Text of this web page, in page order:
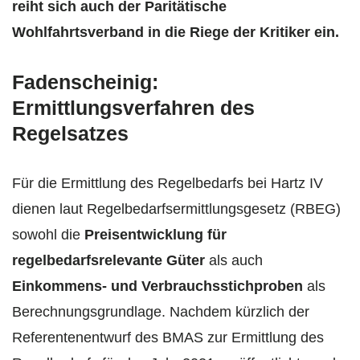
reiht sich auch der Paritätische
Wohlfahrtsverband in die Riege der Kritiker ein.
Fadenscheinig:
Ermittlungsverfahren des
Regelsatzes
Für die Ermittlung des Regelbedarfs bei Hartz IV
dienen laut Regelbedarfsermittlungsgesetz (RBEG)
sowohl die Preisentwicklung für
regelbedarfsrelevante Güter als auch
Einkommens- und Verbrauchsstichproben als
Berechnungsgrundlage. Nachdem kürzlich der
Referentenentwurf des BMAS zur Ermittlung des